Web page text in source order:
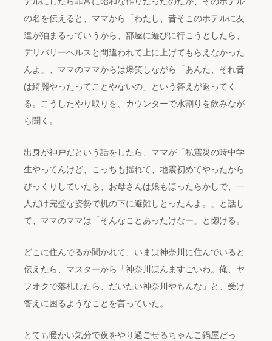
の名を伝えると、ママから「わたし、昔そこのホテルに友
達が泊まるっていうから、部屋に遊びに行こうとしたら、
デリバリーヘルスと間違われて上に上げてもらえなかった
んよ」、ママのママからは爆笑しながら「あんた、それ昔
は綺麗やったってことやないの」という答えが返ってく
る。こうしたやり取りを、カウンターで水割りを飲みなが
ら聞く。
出身が神戸だという話をしたら、ママが「私震災の時中学
生やってんけど、こっちも揺れて、地震初めてやったから
びっくりしていたら、お母さんは娘もほったらかしで、一
人だけ完璧な姿勢で机の下に避難しとったんよ。」と話し
て、ママのママは「そんなことあったけなー」と惚ける。
どこに住んでるか聞かれて、いまは神奈川に住んでいると
伝えたら、マスターから「神奈川ほんますごいわ。俺、ヤ
フオクで落札したら、だいたい神奈川やもんな」と、受け
答えに困るようなことを言っていた。
とても暖かい気分で夜をやり過ごせるちゃんこ鍋屋だっ